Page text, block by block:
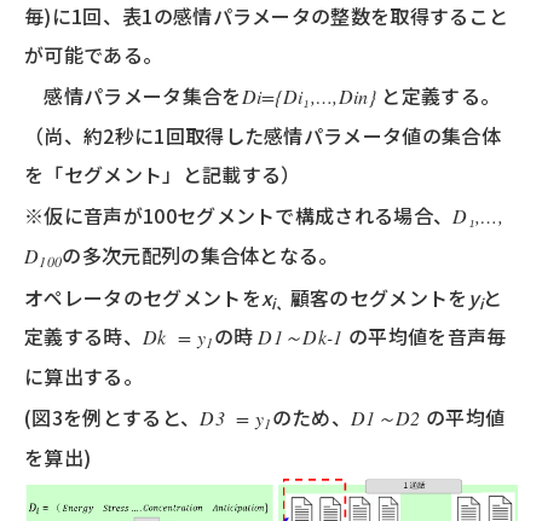
毎)に1回、表1の感情パラメータの整数を取得すること
が可能である。
感情パラメータ集合をDi={Di₁,…,Din} と定義する。
（尚、約2秒に1回取得した感情パラメータ値の集合体
を「セグメント」と記載する）
※仮に音声が100セグメントで構成される場合、D₁,…,
D100の多次元配列の集合体となる。
オペレータのセグメントをxi、 顧客のセグメントを yiと
定義する時、 Dk = y1の時 D1～Dk-1 の平均値を音声毎
に算出する。
(図3を例とすると、D3 = y1のため、D1～D2 の平均値
を算出)